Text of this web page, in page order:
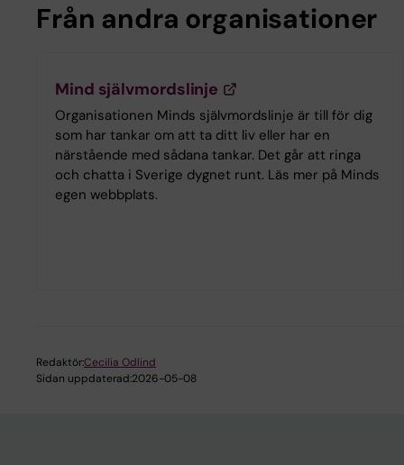
Från andra organisationer
Mind självmordslinje
Organisationen Minds självmordslinje är till för dig
som har tankar om att ta ditt liv eller har en
närstående med sådana tankar. Det går att ringa
och chatta i Sverige dygnet runt. Läs mer på Minds
egen webbplats.
Redaktör:Cecilia Odlind
Sidan uppdaterad:2026-05-08